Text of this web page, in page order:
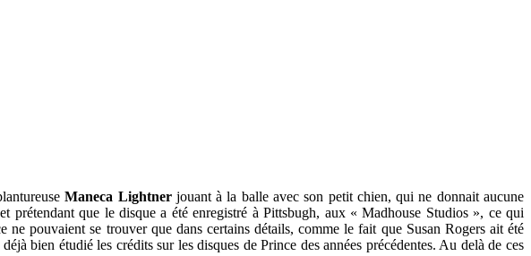
Maneca Lightnerjouant à la balle avec son petit chien, qui ne donnait aucune
que le disque a été enregistré à Pittsbugh, aux « Madhouse Studios », ce qui
ne pouvaient se trouver que dans certains détails, comme le fait que Susan Rogersait été
bien étudié les crédits sur les disques de Prince des années précédentes. Au delà de ces